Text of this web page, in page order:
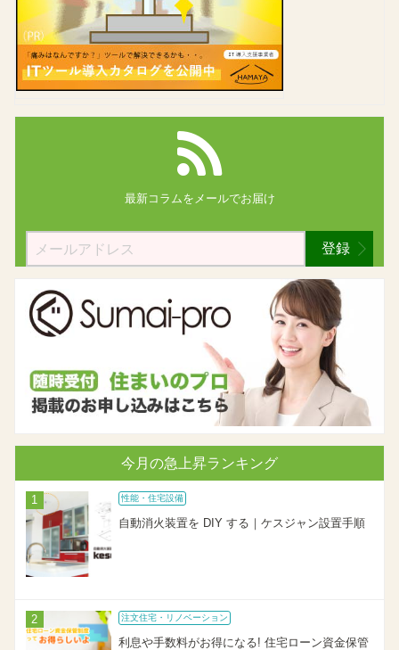
最新コラムを メールでお届け
登録
今月の急上昇ランキング
性能・住宅設備
自動消火装置を DIY する｜ケスジャン設置手順
注文住宅・リノベーション
利息や手数料がお得になる! 住宅ローン資金保管